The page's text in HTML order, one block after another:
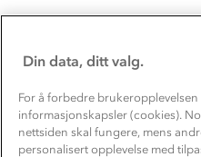
OM OSS
TIPS OG RÅD
EL-retur
Store størrelser
Turmat oppskrifter
Beredskap
Storms turtips🐿️
Leirskole 🥾
Barnehageansatt
Din data, ditt valg.
For å forbedre
informasjonskapsler (cookies).
nettsiden skal fungere, mens
personalisert opplevelse med